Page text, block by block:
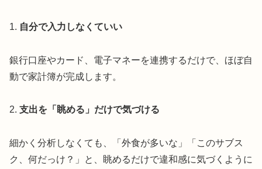
1. 自分で入力しなくていい
銀行口座やカード、電子マネーを連携するだけで、ほぼ自
動で家計簿が完成します。
2. 支出を「眺める」だけで気づける
細かく分析しなくても、「外食が多いな」「このサブス
ク、何だっけ？」と、眺めるだけで違和感に気づくように